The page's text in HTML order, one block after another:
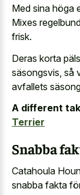
Med sina höga
Mixes
frisk.
Deras korta
säsongsvis, så
avfallets
A different
Terrier
Snabba
Catahoula
snabba fakta